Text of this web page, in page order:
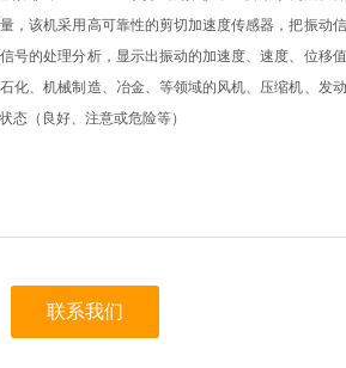
，该机采用高可靠性的剪切加速度传感器，把振动
号的处理分析，显示出振动的加速度、速度、位移
化、机械制造、冶金、等领域的风机、压缩机、发动
态（良好、注意或危险等）
联系我们